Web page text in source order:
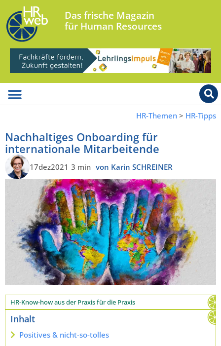
Das frische Magazin
für Human Resources
HR-Themen > HR-Tipps
Nachhaltiges Onboarding für
internationale Mitarbeitende
17dez2021 3 min von Karin SCHREINER
HR-Know-how aus der Praxis für die Praxis
Inhalt
Positives & nicht-so-tolles